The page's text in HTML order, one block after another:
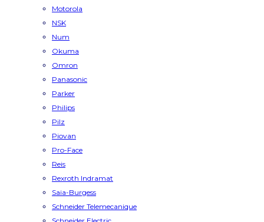
Motorola
NSK
Num
Okuma
Omron
Panasonic
Parker
Philips
Pilz
Piovan
Pro-Face
Reis
Rexroth Indramat
Saia-Burgess
Schneider Telemecanique